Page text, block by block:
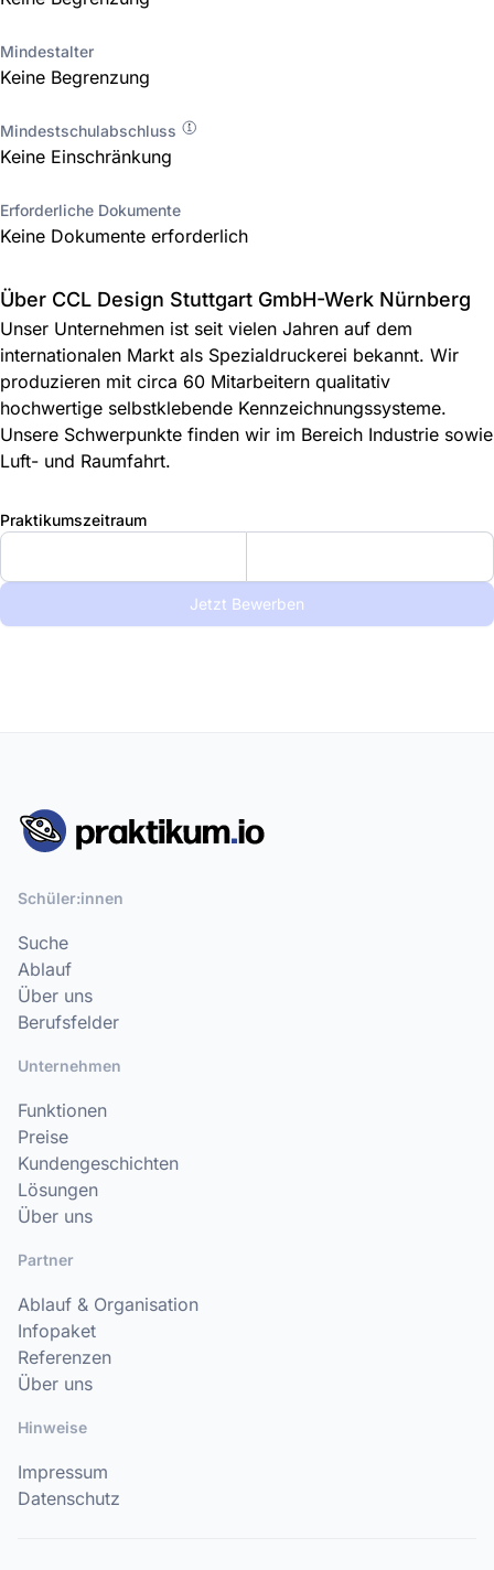
Mindestalter
Keine Begrenzung
Mindestschulabschluss
Keine Einschränkung
Erforderliche Dokumente
Keine Dokumente erforderlich
Über CCL Design Stuttgart GmbH-Werk Nürnberg
Unser Unternehmen ist seit vielen Jahren auf dem
internationalen Markt als Spezialdruckerei bekannt. Wir
produzieren mit circa 60 Mitarbeitern qualitativ
hochwertige selbstklebende Kennzeichnungssysteme.
Unsere Schwerpunkte finden wir im Bereich Industrie sowie
Luft- und Raumfahrt.
Praktikumszeitraum
Jetzt Bewerben
Schüler:innen
Suche
Ablauf
Über uns
Berufsfelder
Unternehmen
Funktionen
Preise
Kundengeschichten
Lösungen
Über uns
Partner
Ablauf & Organisation
Infopaket
Referenzen
Über uns
Hinweise
Impressum
Datenschutz